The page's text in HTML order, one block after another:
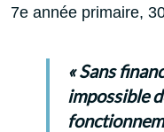
7e année primaire,
« Sans
impossible